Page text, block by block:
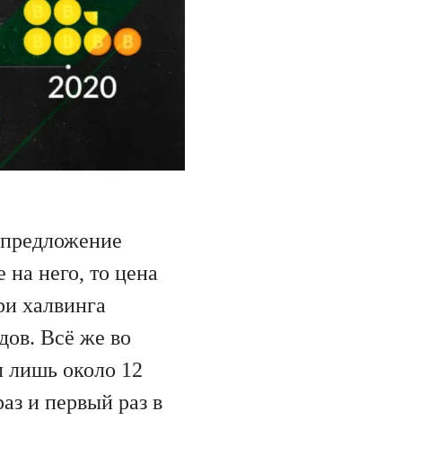
него, то цена
халвинга
Всё же во
лишь около 12
и первый раз в